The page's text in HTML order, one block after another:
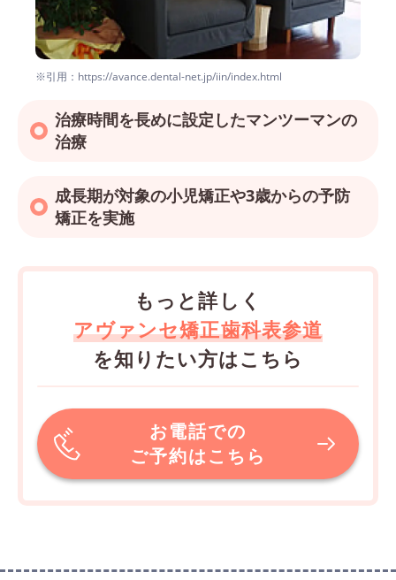
※引用：https://avance.dental-net.jp/iin/index.html
治療時間を長めに設定したマンツーマンの
治療
成長期が対象の小児矯正や3歳からの予防
矯正を実施
もっと詳しく
アヴァンセ矯正歯科表参道
を知りたい方はこちら
お電話での
ご予約はこちら